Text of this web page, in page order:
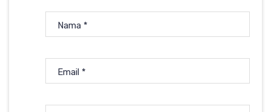
Nama *
Email *